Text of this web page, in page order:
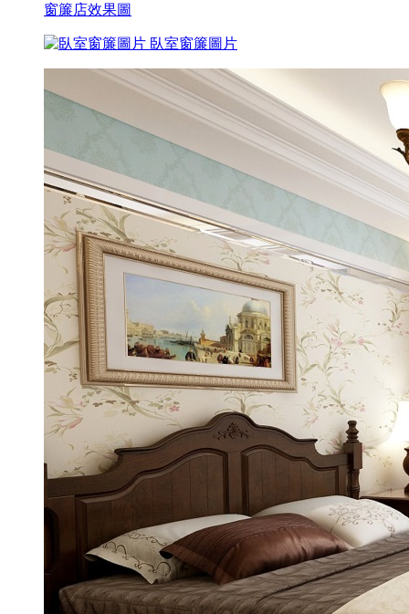
窗簾店效果圖
臥室窗簾圖片